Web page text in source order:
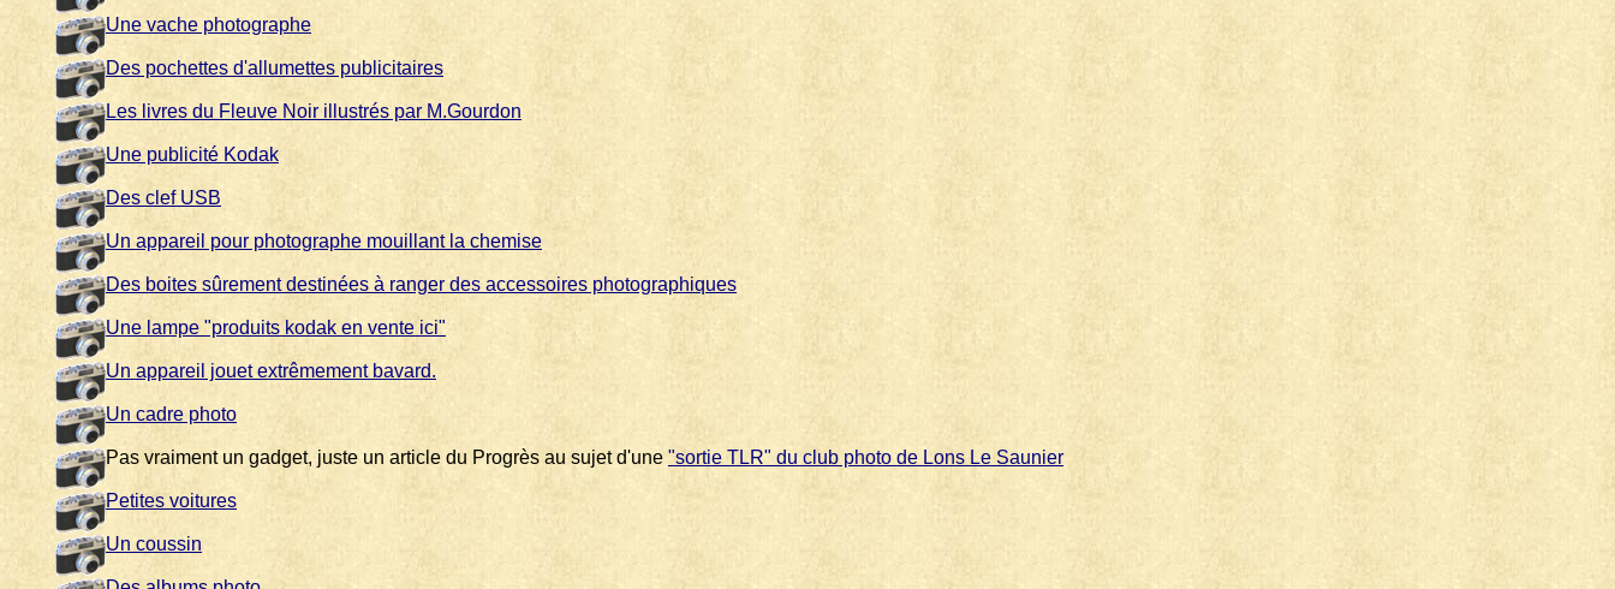
Une vache photographe
Des pochettes d'allumettes publicitaires
Les livres du Fleuve Noir illustrés par M.Gourdon
Une publicité Kodak
Des clef USB
Un appareil pour photographe mouillant la chemise
Des boites sûrement destinées à ranger des accessoires photographiques
Une lampe "produits kodak en vente ici"
Un appareil jouet extrêmement bavard.
Un cadre photo
Pas vraiment un gadget, juste un article du Progrès au sujet d'une "sortie TLR" du club photo de Lons Le Saunier
Petites voitures
Un coussin